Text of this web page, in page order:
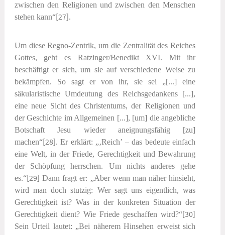
zwischen den Religionen und zwischen den Menschen
stehen kann“[27] .
Um diese Regno-Zentrik, um die Zentralität des Reiches
Gottes, geht es Ratzinger/Benedikt XVI. Mit ihr
beschäftigt er sich, um sie auf verschiedene Weise zu
bekämpfen. So sagt er von ihr, sie sei „[...] eine
säkularistische Umdeutung des Reichsgedankens [...],
eine neue Sicht des Christentums, der Religionen und
der Geschichte im Allgemeinen [...], [um] die angebliche
Botschaft Jesu wieder aneignungsfähig [zu]
machen“[28] . Er erklärt: „‚Reich’ – das bedeute einfach
eine Welt, in der Friede, Gerechtigkeit und Bewahrung
der Schöpfung herrschen. Um nichts anderes gehe
es.“[29]
Dann fragt er: „Aber wenn man näher hinsieht,
wird man doch stutzig: Wer sagt uns eigentlich, was
Gerechtigkeit ist? Was in der konkreten Situation der
Gerechtigkeit dient? Wie Friede geschaffen wird?“ [30]
Sein Urteil lautet: „Bei näherem Hinsehen erweist sich